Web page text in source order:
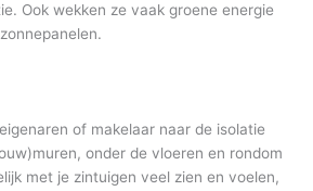
Ook wekken ze vaak groene energie
of makelaar naar de isolatie
onder de vloeren en rondom
met je zintuigen veel zien en voelen,